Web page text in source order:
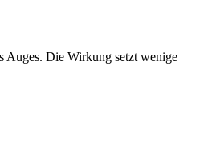
Auges. Die Wirkung setzt wenige